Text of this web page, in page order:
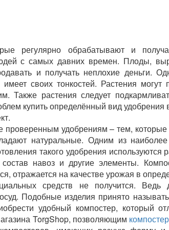
регулярно обрабатывают и
с самых давних времен. Плоды,
и получать неплохие деньги.
своих тонкостей. Растения могут
растения следует
купить определённый вид удобрения
удобрениям – тем, которые
натуральные. Одним из
такого удобрения используются
навоз и другие элементы.
отражается на качестве урожая в
средств не получится.
Подобные изделия принято
удобный компостер, который
TorgShop, позволяющим